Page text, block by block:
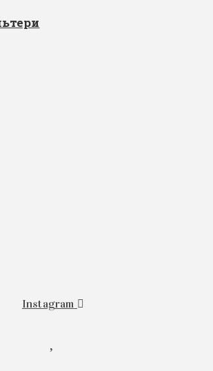
Instagram